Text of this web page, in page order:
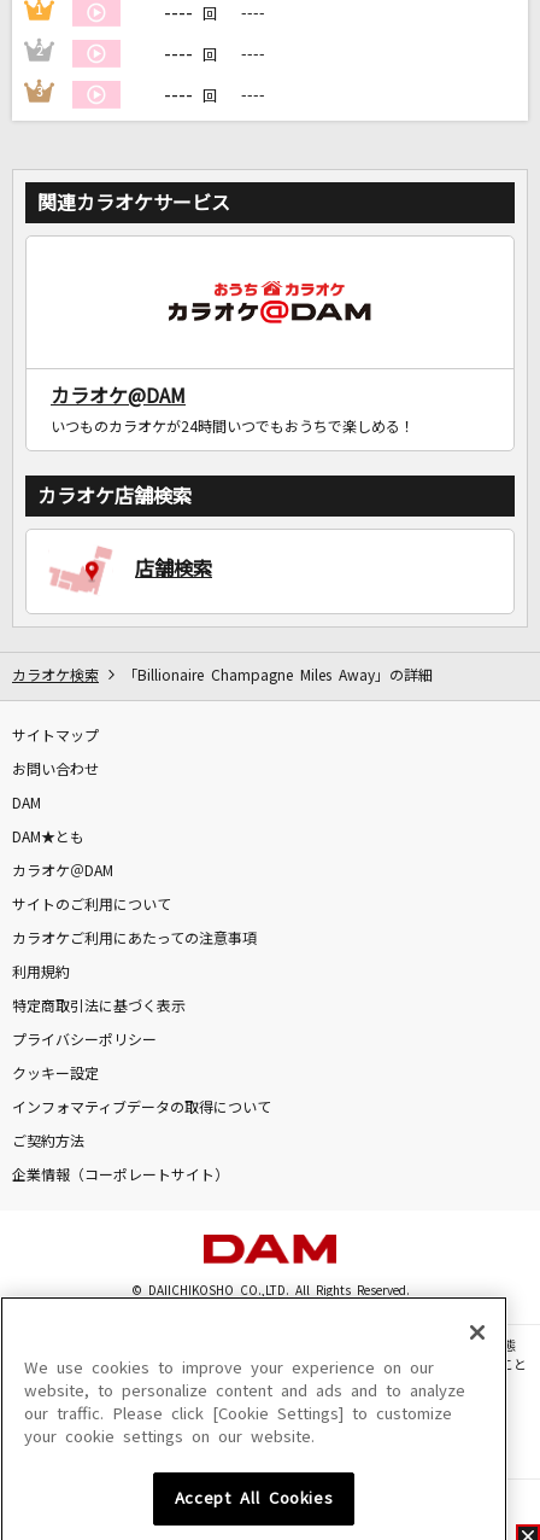
カラオケをもっと楽しもう！
1 ---- 回 ----
2 ---- 回 ----
3 ---- 回 ----
関連カラオケサービス
カラオケ@DAM
いつものカラオケが24時間いつでもおうちで楽しめる！
カラオケ店舗検索
店舗検索
カラオケ検索 「Billionaire Champagne Miles Away」の詳細
サイトマップ
お問い合わせ
DAM
DAM★とも
カラオケ＠DAM
サイトのご利用について
カラオケご利用にあたっての注意事項
利用規約
特定商取引法に基づく表示
プライバシーポリシー
クッキー設定
インフォマティブデータの取得について
ご契約方法
企業情報（コーポレートサイト）
© DAIICHIKOSHO CO.,LTD. All Rights Reserved.
このサイトに掲載されている一切の文章・画像・写真・動画・音声等を、手段や形態
を問わず、著作権法の定める範囲を超えて無断で複製、転載、ファイル化などすること
を禁じます。
楽曲及びコンテンツは、機種によりご利用いただけない場合があります。
楽曲及びコンテンツの配信日、配信内容が変更になる場合があります。
We use cookies to improve your experience on our
website, to personalize content and ads and to analyze
our traffic. Please click [Cookie Settings] to customize
your cookie settings on our website.
Accept All Cookies